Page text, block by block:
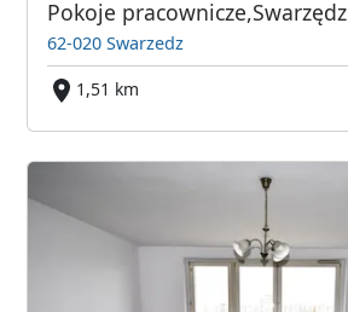
Pokoje pracownicze,Swarzędz
62-020 Swarzedz
1,51 km